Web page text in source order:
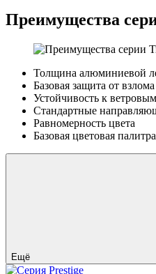
Преимущества
Толщина алюминиевой
Базовая защита от взлома
Устойчивость к
Стандартные
Равномерность цвета
Базовая цветовая палитра
Ещё